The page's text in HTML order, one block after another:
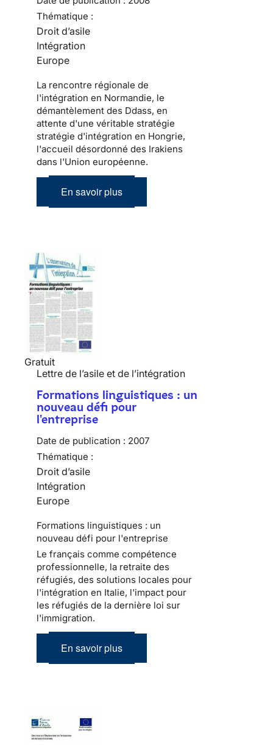
Thématique :
Droit d’asile
Intégration
Europe
La rencontre régionale de
l'intégration en Normandie, le
démantèlement des Ddass, en
attente d'une véritable stratégie
stratégie d'intégration en Hongrie,
l'accueil désordonné des Irakiens
dans l'Union européenne.
En savoir plus
Gratuit
Lettre de l’asile et de l’intégration
Formations linguistiques : un
nouveau défi pour
l'entreprise
Date de publication : 2007
Thématique :
Droit d’asile
Intégration
Europe
Formations linguistiques : un
nouveau défi pour l'entreprise
Le français comme compétence
professionnelle, la retraite des
réfugiés, des solutions locales pour
l'intégration en Italie, l'impact pour
les réfugiés de la dernière loi sur
l'immigration.
En savoir plus